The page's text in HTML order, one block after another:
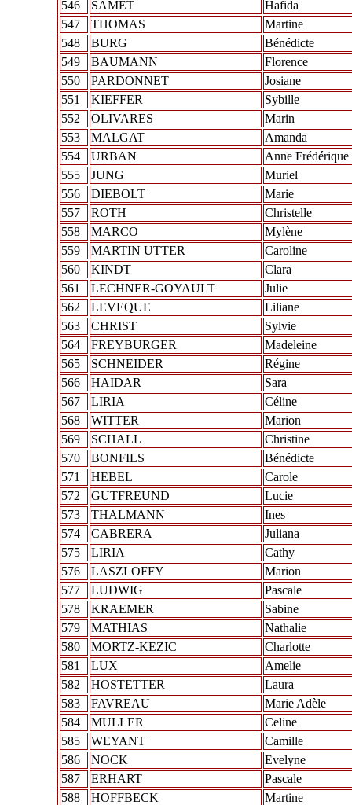
546
SAMET
Hafida
547
THOMAS
Martine
548
BURG
Bénédicte
549
BAUMANN
Florence
550
PARDONNET
Josiane
551
KIEFFER
Sybille
552
OLIVARES
Marin
553
MALGAT
Amanda
554
URBAN
Anne Frédérique
555
JUNG
Muriel
556
DIEBOLT
Marie
557
ROTH
Christelle
558
MARCO
Mylène
559
MARTIN UTTER
Caroline
560
KINDT
Clara
561
LECHNER-GOYAULT
Julie
562
LEVEQUE
Liliane
563
CHRIST
Sylvie
564
FREYBURGER
Madeleine
565
SCHNEIDER
Régine
566
HAIDAR
Sara
567
LIRIA
Céline
568
WITTER
Marion
569
SCHALL
Christine
570
BONFILS
Bénédicte
571
HEBEL
Carole
572
GUTFREUND
Lucie
573
THALMANN
Ines
574
CABRERA
Juliana
575
LIRIA
Cathy
576
LASZLOFFY
Marion
577
LUDWIG
Pascale
578
KRAEMER
Sabine
579
MATHIAS
Nathalie
580
MORTZ-KEZIC
Charlotte
581
LUX
Amelie
582
HOSTETTER
Laura
583
FAVREAU
Marie Adèle
584
MULLER
Celine
585
WEYANT
Camille
586
NOCK
Evelyne
587
ERHART
Pascale
588
HOFFBECK Martine